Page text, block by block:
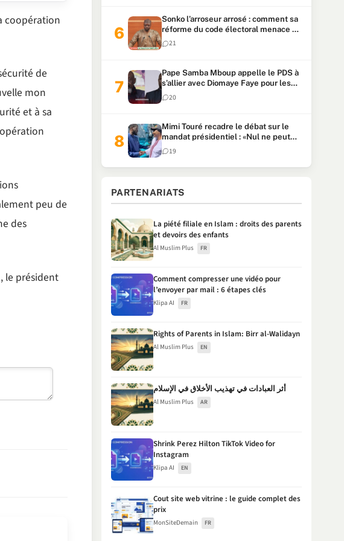
coopération
de
mon
et à sa
peu de
des
le président
Sonko l’arroseur arrosé : comment sa
réforme du code électoral menace sa
candidature
21
Pape Samba Mboup appelle le PDS à
s’allier avec Diomaye Faye pour les
locales et tacle Sonko
20
Mimi Touré recadre le débat sur le
mandat présidentiel : «Nul ne peut
faire plus de deux mandats
consécutifs de 5 ans»
19
PARTENARIATS
La piété filiale en Islam : droits des parents
et devoirs des enfants
Al Muslim Plus FR
Comment compresser une vidéo pour
l’envoyer par mail : 6 étapes clés
Klipa AI FR
Rights of Parents in Islam: Birr al-Walidayn
Al Muslim Plus EN
أثر العبادات في تهذيب الأخلاق في الإسلام
Al Muslim Plus AR
Shrink Perez Hilton TikTok Video for
Instagram
Klipa AI EN
Cout site web vitrine : le guide complet des
prix
MonSiteDemain FR